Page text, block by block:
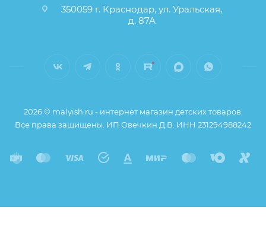
350059 г. Краснодар, ул. Уральская,
д. 87А
2026 © malyish.ru - интернет магазин детских товаров.
Все права защищены. ИП Овечкин Д.В. ИНН 231294988242